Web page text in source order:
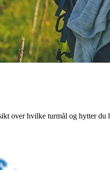
over hvilke turmål og hytter du